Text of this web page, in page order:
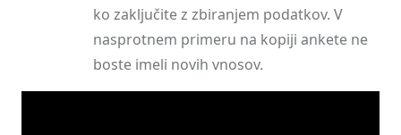
ko zaključite z zbiranjem podatkov. V
nasprotnem primeru na kopiji ankete ne
boste imeli novih vnosov.